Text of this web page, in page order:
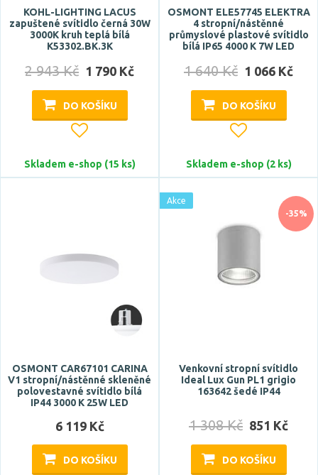
KOHL-LIGHTING LACUS
zapuštené svítidlo černá 30W
3000K kruh teplá bílá
K53302.BK.3K
2 943 Kč 1 790 Kč
DO KOŠÍKU
Skladem e-shop (15 ks)
OSMONT ELE57745 ELEKTRA
4 stropní/nástěnné
průmyslové plastové svítidlo
bílá IP65 4000 K 7W LED
1 640 Kč 1 066 Kč
DO KOŠÍKU
Skladem e-shop (2 ks)
OSMONT CAR67101 CARINA
V1 stropní/nástěnné skleněné
polovestavné svítidlo bílá
IP44 3000 K 25W LED
6 119 Kč
DO KOŠÍKU
-35%
Akce
Venkovní stropní svítidlo
Ideal Lux Gun PL1 grigio
163642 šedé IP44
1 308 Kč 851 Kč
DO KOŠÍKU